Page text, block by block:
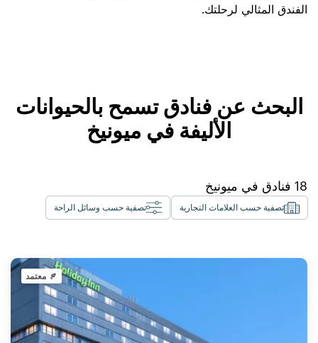
الفندق المثالي لرحلتك.
البحث عن فنادق تسمح بالحيوانات
الأليفة في ميونيخ
18 فنادق في ميونيخ
تصفية حسب العلامات التجارية تصفية حسب وسائل الراحة
معتمد